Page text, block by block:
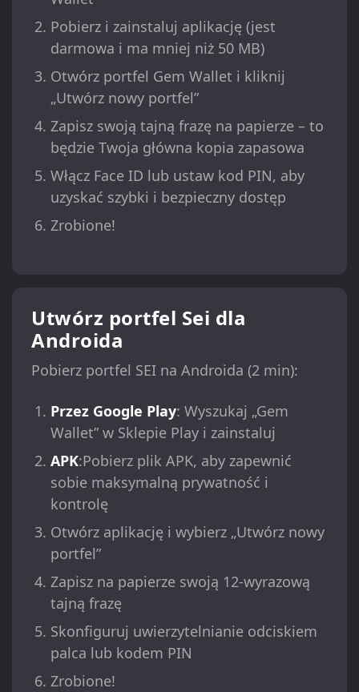
Pobierz i zainstaluj aplikację (jest
darmowa i ma mniej niż 50 MB)
Otwórz portfel Gem Wallet i kliknij
„Utwórz nowy portfel”
Zapisz swoją tajną frazę na papierze – to
będzie Twoja główna kopia zapasowa
Włącz Face ID lub ustaw kod PIN, aby
uzyskać szybki i bezpieczny dostęp
Zrobione!
Utwórz portfel Sei dla
Androida
Pobierz portfel SEI na Androida (2 min):
Przez Google Play: Wyszukaj „Gem
Wallet” w Sklepie Play i zainstaluj
APK:Pobierz plik APK, aby zapewnić
sobie maksymalną prywatność i
kontrolę
Otwórz aplikację i wybierz „Utwórz nowy
portfel”
Zapisz na papierze swoją 12-wyrazową
tajną frazę
Skonfiguruj uwierzytelnianie odciskiem
palca lub kodem PIN
Zrobione!